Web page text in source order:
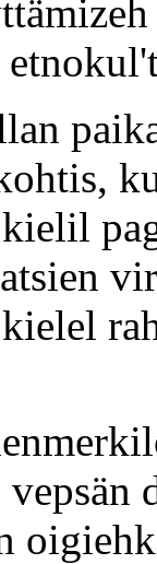
kielil
kielel